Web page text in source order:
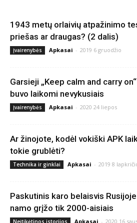
1943 metų orlaivių atpažinimo
priešas ar draugas? (2 dalis)
Įvairenybės Apkasai - 2019 6 gruodžio
Garsieji „Keep calm and carry
buvo laikomi nevykusiais
Įvairenybės Apkasai - 2020 24 liepos
Ar žinojote, kodėl vokiški APK
tokie grublėti?
Technika ir ginklai Apkasai - 2019 8
Paskutinis karo belaisvis
namo grįžo tik 2000-aisiais
Neįtikėtinos istorijos Apkasai - 2020 16